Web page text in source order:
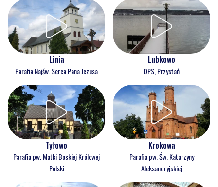
Linia
Parafia Najśw. Serca Pana Jezusa
Lubkowo
DPS, Przystań
Tyłowo
Parafia pw. Matki Boskiej Królowej
Polski
Krokowa
Parafia pw. Św. Katarzyny
Aleksandryjskiej